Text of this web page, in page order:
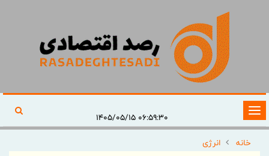
تغییر
وضعیت
ناوبری
خانه
انرژی